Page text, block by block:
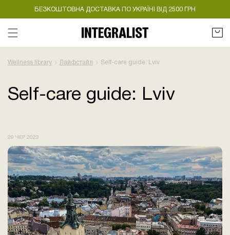
БЕЗКОШТОВНА ДОСТАВКА ПО УКРАЇНІ ВІД 2500 ГРН
Кошик
Wellness library Лайфстайл Self-care guide: Lviv
Self-care guide: Lviv
29 ЧЕР 2023